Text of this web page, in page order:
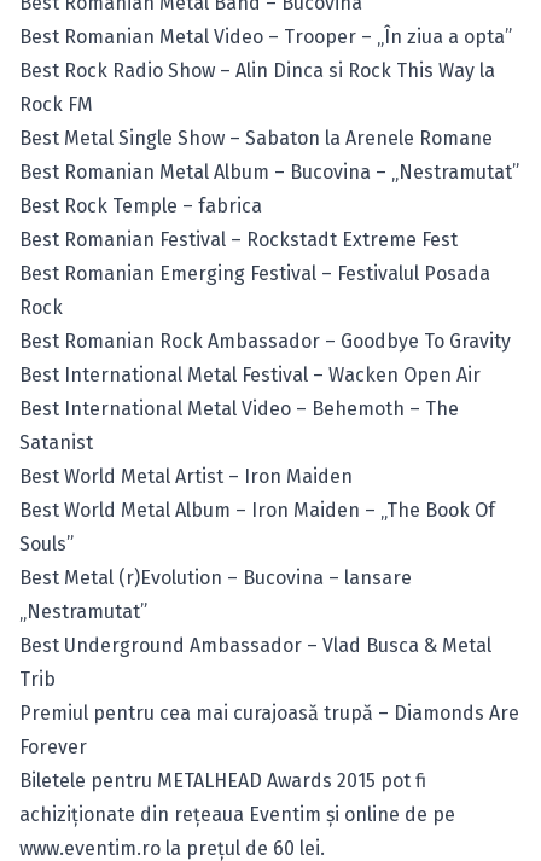
Best Romanian Metal Video – Trooper – „În ziua a opta”
Best Rock Radio Show – Alin Dinca si Rock This Way la
Rock FM
Best Metal Single Show – Sabaton la Arenele Romane
Best Romanian Metal Album – Bucovina – „Nestramutat”
Best Rock Temple – fabrica
Best Romanian Festival – Rockstadt Extreme Fest
Best Romanian Emerging Festival – Festivalul Posada
Rock
Best Romanian Rock Ambassador – Goodbye To Gravity
Best International Metal Festival – Wacken Open Air
Best International Metal Video – Behemoth – The
Satanist
Best World Metal Artist – Iron Maiden
Best World Metal Album – Iron Maiden – „The Book Of
Souls”
Best Metal (r)Evolution – Bucovina – lansare
„Nestramutat”
Best Underground Ambassador – Vlad Busca & Metal
Trib
Premiul pentru cea mai curajoasă trupă – Diamonds Are
Forever
Biletele pentru METALHEAD Awards 2015 pot fi
achiziţionate din reţeaua Eventim şi online de pe
www.eventim.ro la preţul de 60 lei.